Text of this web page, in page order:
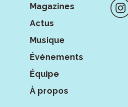
Magazines
Actus
Musique
Événements
Équipe
À propos